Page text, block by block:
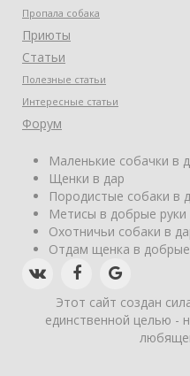
Пропала собака
Приюты
Статьи
Полезные статьи
Интересные статьи
Форум
Маленькие собачки в
Щенки в дар
Породистые собаки в
Метисы в добрые руки
Охотничьи собаки в
Отдам щенка в добрые
Этот сайт создан
единственной целью -